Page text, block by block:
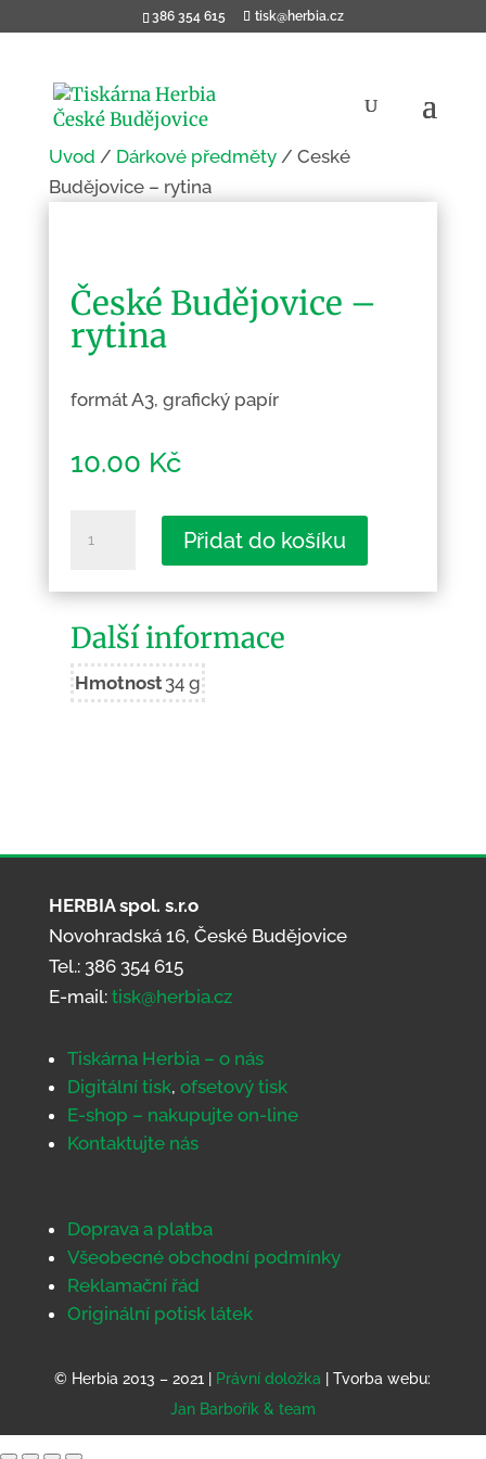
386 354 615 tisk@herbia.cz
Úvod / Dárkové předměty/ České
Budějovice – rytina
České Budějovice –
rytina
formát A3, grafický papír
10.00 Kč
množství
Přidat do košíku
Další informace
Hmotnost34 g
HERBIA spol. s.r.o
Novohradská 16, České Budějovice
Tel.: 386 354 615
E-mail: tisk@herbia.cz
Tiskárna Herbia – o nás
Digitální tisk, ofsetový tisk
E-shop – nakupujte on-line
Kontaktujte nás
Doprava a platba
Všeobecné obchodní podmínky
Reklamační řád
Originální potisk látek
© Herbia 2013 – 2021 | Právní doložka | Tvorba webu:
Jan Barbořík & team